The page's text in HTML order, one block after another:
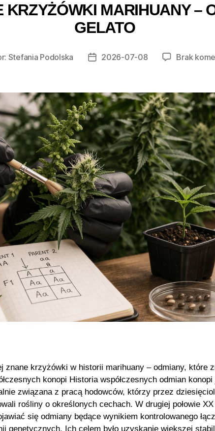
KRZYŻÓWKI MARIHUANY –
GELATO
Stefania Podolska
Data2026-07-08 Brak
znane krzyżówki w historii marihuany – odmiany, które
konopi Historia współczesnych odmian konopi
związana z pracą hodowców, którzy przez
rośliny o określonych cechach. W drugiej połowie
się odmiany będące wynikiem kontrolowanego
genetycznych. Ich celem było uzyskanie większej